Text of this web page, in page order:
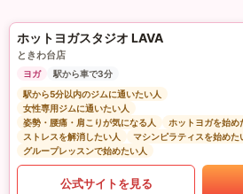
ホットヨガスタジオ LAVA
ときわ台店
ヨガ
駅から車で3分
駅から5分以内のジムに通いたい人
女性専用ジムに通いたい人
姿勢・腰痛・肩こりが気になる人
ホットヨガを始め
ストレスを解消したい人
マシンピラティスを始めた
グループレッスンで始めたい人
公式サイトを見る